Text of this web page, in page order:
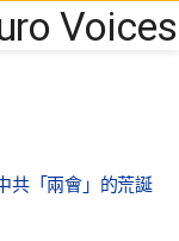
共「兩會」的荒誕